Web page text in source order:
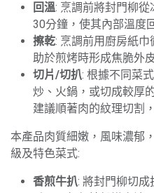
回溫: 烹調前將封門柳
30分鐘，使其內部溫度
擦乾: 烹調前用廚房紙
助於煎烤時形成焦脆外
切片/切扒: 根據不同菜
炒、火鍋，或切成較厚
建議順著肉的紋理切割
本產品肉質細嫩，風味濃郁
級及特色菜式:
香煎牛扒: 將封門柳切